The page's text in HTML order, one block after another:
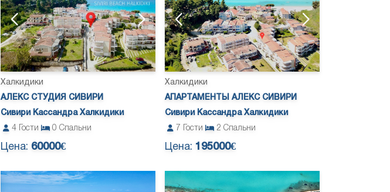
Халкидики
АЛЕКС СТУДИЯ СИВИРИ
Сивири Кассандра Халкидики
4
Гости 0 Спальни
Цена: 60000€
Халкидики
АПАРТАМЕНТЫ АЛЕКС СИВИРИ
Сивири Кассандра Халкидики
7
Гости 2 Спальни
Цена: 195000€